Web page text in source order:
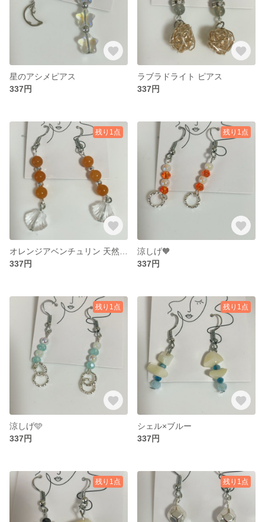
星のアシメピアス
337円
ラブラドライト ピアス
337円
残り1点
337円
残り1点
涼しげ‪🧡‬‪
337円
残り1点
涼しげ🩵
337円
残り1点
シェル×ブルー
337円
残り1点 残り1点